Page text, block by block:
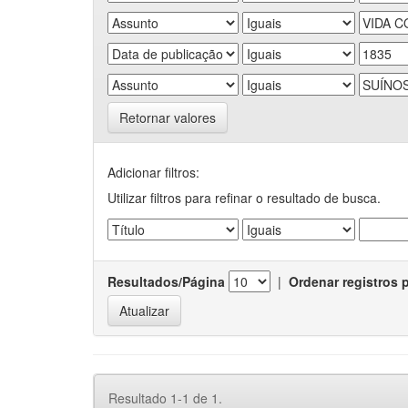
Retornar valores
Adicionar filtros:
Utilizar filtros para refinar o resultado de busca.
Resultados/Página | Ordenar registros
Resultado 1-1 de 1.